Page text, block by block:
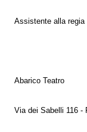
Assistente alla regia
Abarico Teatro
Via dei Sabelli 116 -